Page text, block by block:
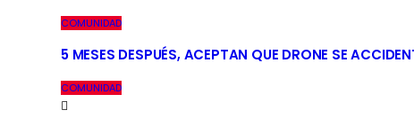
COMUNIDAD
5 MESES DESPUÉS, ACEPTAN QUE DRONE SE
COMUNIDAD